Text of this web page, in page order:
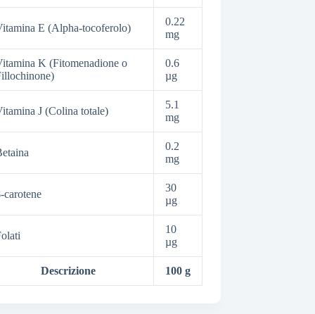
E (Alpha-tocoferolo)
0.22
mg
K (Fitomenadione o
0.6
µg
J (Colina totale)
5.1
mg
0.2
mg
carotene
30
µg
10
µg
Descrizione 100 g